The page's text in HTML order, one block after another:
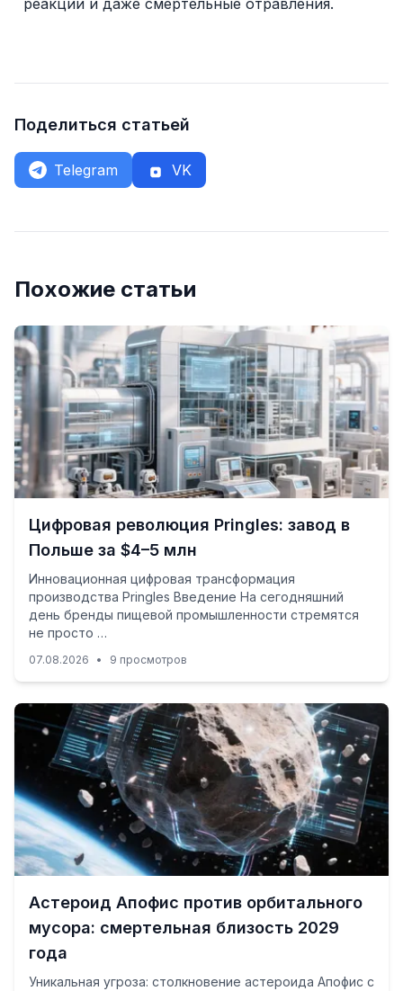
реакции и даже смертельные отравления.
Поделиться статьей
Telegram VK
Похожие статьи
Цифровая революция Pringles: завод в
Польше за $4–5 млн
Инновационная цифровая трансформация
производства Pringles Введение На сегодняшний
день бренды пищевой промышленности стремятся
не просто …
07.08.2026 • 9 просмотров
Астероид Апофис против орбитального
мусора: смертельная близость 2029
года
Уникальная угроза: столкновение астероида Апофис с